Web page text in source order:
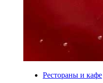
Рестораны и кафе